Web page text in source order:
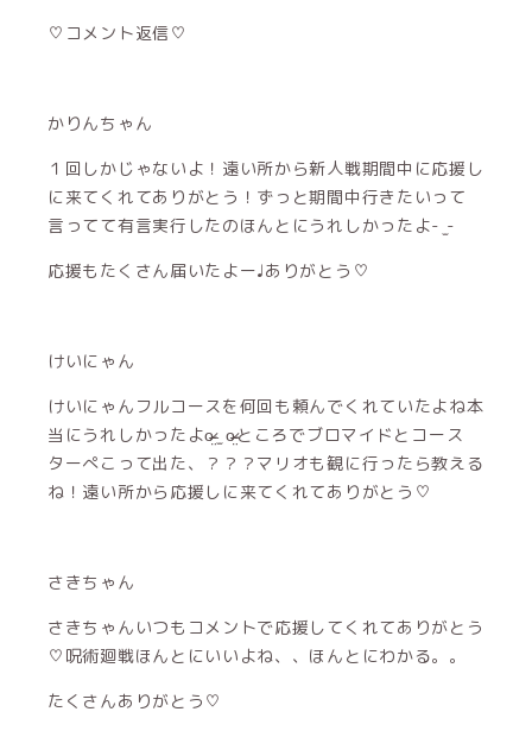
♡コメント返信♡
かりんちゃん
１回しかじゃないよ！遠い所から新人戦期間中に応援し
に来てくれてありがとう！ずっと期間中行きたいって
言ってて有言実行したのほんとにうれしかったよ- ̫-
応援もたくさん届いたよー♩ありがとう♡
けいにゃん
けいにゃんフルコースを何回も頼んでくれていたよね本
当にうれしかったよo̴̶̷̤ ̫ o̴̶̷̤ところでブロマイドとコース
ターぺこって出た、？？？マリオも観に行ったら教える
ね！遠い所から応援しに来てくれてありがとう♡
さきちゃん
さきちゃんいつもコメントで応援してくれてありがとう
♡呪術廻戦ほんとにいいよね、、ほんとにわかる。。
たくさんありがとう♡